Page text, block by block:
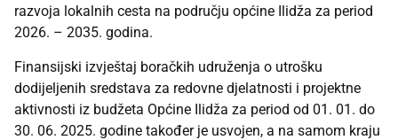
razvoja lokalnih cesta na području općine Ilidža za period
2026. – 2035. godina.
Finansijski izvještaj boračkih udruženja o utrošku
dodijeljenih sredstava za redovne djelatnosti i projektne
aktivnosti iz budžeta Općine Ilidža za period od 01. 01. do
30. 06. 2025. godine također je usvojen, a na samom kraju